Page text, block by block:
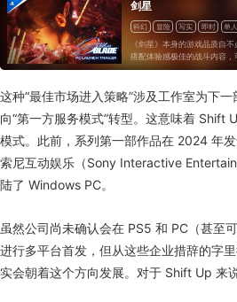
剑星
科幻 冒险 写实 即时 单人
一次性付费
《剑星》本身的游戏品质自
搭配体验感极佳的战斗内容，
彩的两大特色发挥的淋漓尽
这种“最佳市场进入策略”涉及工作室为下一
向“第一方服务模式”转型。这意味着 Shift
模式。此前，系列第一部作品在 2024 年
索尼互动娱乐（Sony Interactive
陆了 Windows PC。
虽然公司尚未确认会在 PS5 和 PC（甚至
进行多平台首发，但从这些企业措辞的字
实会朝着这个方向发展。对于 Shift Up 来